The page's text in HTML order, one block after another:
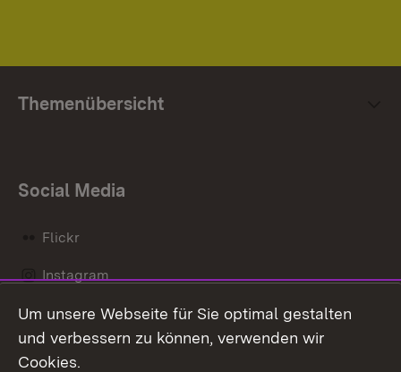
Themenübersicht
Social Media
Flickr
Instagram
Social Wall
Um unsere Webseite für Sie optimal gestalten
und verbessern zu können, verwenden wir
Cookies.